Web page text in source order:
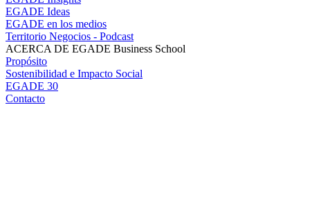
EGADE Ideas
EGADE en los medios
Territorio Negocios - Podcast
ACERCA DE EGADE Business School
Propósito
Sostenibilidad e Impacto Social
EGADE 30
Contacto